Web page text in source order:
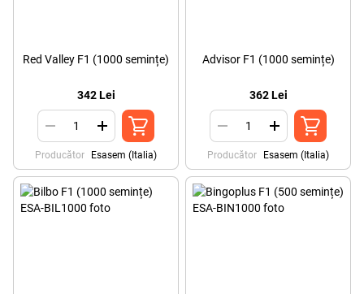
Red Valley F1 (1000 semințe)
342 Lei
Producător Esasem (Italia)
Advisor F1 (1000 semințe)
362 Lei
Producător Esasem (Italia)